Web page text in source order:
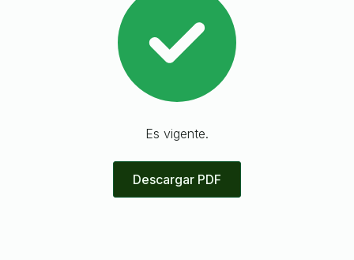
Es vigente.
Descargar PDF